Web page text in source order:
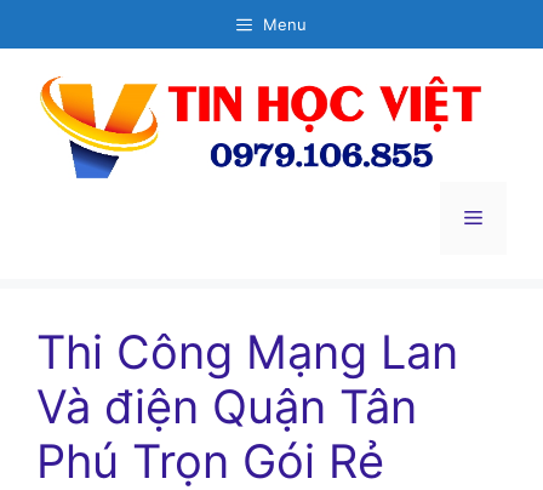
đến
dung
Menu
Menu
Thi Công Mạng Lan
Và điện Quận Tân
Phú Trọn Gói Rẻ